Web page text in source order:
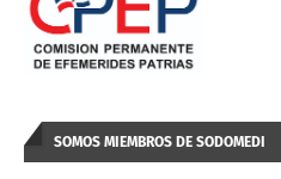
SOMOS MIEMBROS DE SODOMEDI